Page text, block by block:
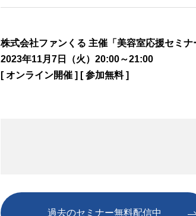
株式会社ファンくる 主催「美容室応援セミナ
2023年11月7日（火）20:00～21:00
[ オンライン開催 ] [ 参加無料 ]
過去のセミナー無料配信中